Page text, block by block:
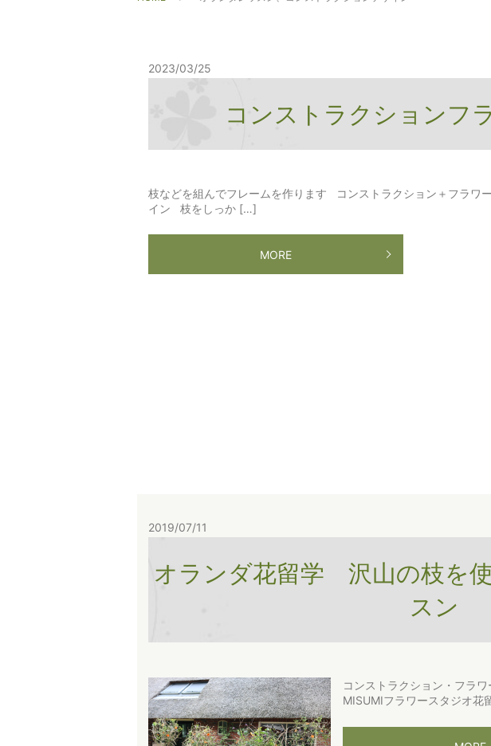
2023/03/25
コンストラクションフ
枝などを組んでフレームを作ります コンストラクション＋フラワ
イン 枝をしっか […]
MORE
2019/07/11
オランダ花留学 沢山の枝を
スン
コンストラクション・フラ
MISUMIフラワースタジオ花